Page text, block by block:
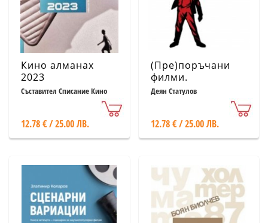
Кино алманах
2023
Съставител Списание Кино
12.78 € / 25.00 ЛВ.
(Пре)поръчани
филми.
Пропагандни
българското кино
(1944-1989)
Деян Статулов
12.78 € / 25.00 ЛВ.